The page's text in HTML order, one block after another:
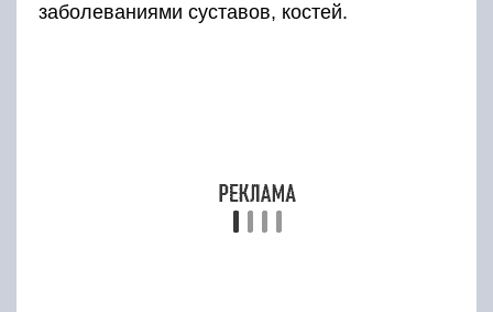
заболеваниями суставов, костей.